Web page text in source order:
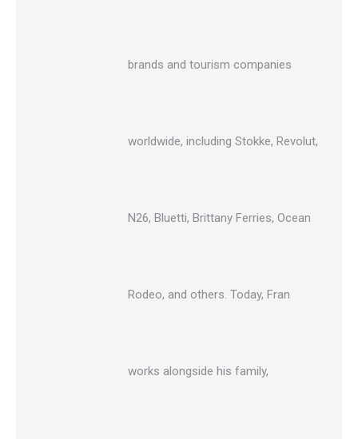
brands and tourism companies
worldwide, including Stokke, Revolut,
N26, Bluetti, Brittany Ferries, Ocean
Rodeo, and others. Today, Fran
works alongside his family,